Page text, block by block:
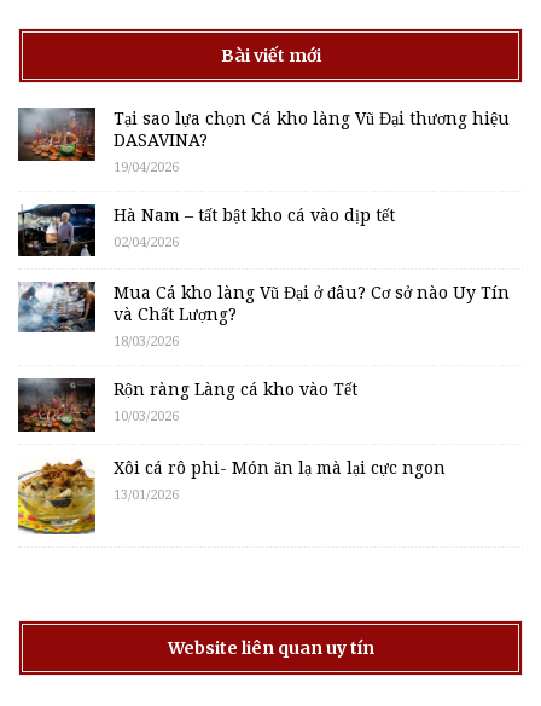
Bài viết mới
Tại sao lựa chọn Cá kho làng Vũ Đại thương hiệu
DASAVINA?
19/04/2026
Hà Nam – tất bật kho cá vào dịp tết
02/04/2026
Mua Cá kho làng Vũ Đại ở đâu? Cơ sở nào Uy Tín
và Chất Lượng?
18/03/2026
Rộn ràng Làng cá kho vào Tết
10/03/2026
Xôi cá rô phi- Món ăn lạ mà lại cực ngon
13/01/2026
Website liên quan uy tín